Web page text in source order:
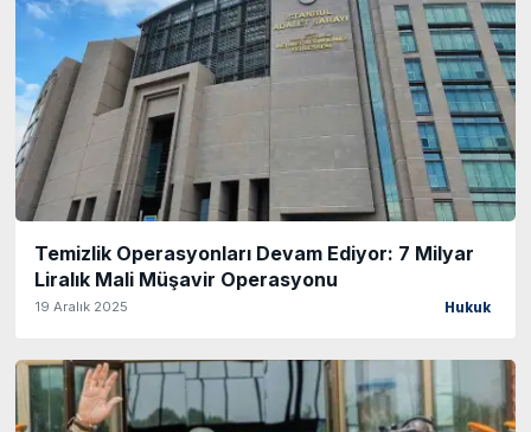
Temizlik Operasyonları Devam Ediyor: 7 Milyar
Liralık Mali Müşavir Operasyonu
19 Aralık 2025 Hukuk